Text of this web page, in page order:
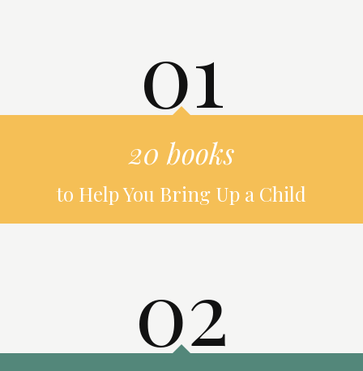
01
to Help You Bring Up a Child
20 books
02